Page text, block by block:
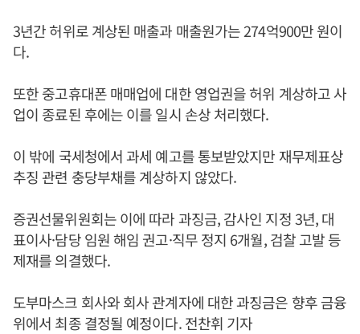
3년간 허위로 계상된 매출과 매출원가는 274억900만 원이
다.
또한 중고휴대폰 매매업에 대한 영업권을 허위 계상하고 사
업이 종료된 후에는 이를 일시 손상 처리했다.
이 밖에 국세청에서 과세 예고를 통보받았지만 재무제표상
추징 관련 충당부채를 계상하지 않았다.
증권선물위원회는 이에 따라 과징금, 감사인 지정 3년, 대
표이사·담당 임원 해임 권고·직무 정지 6개월, 검찰 고발 등
제재를 의결했다.
도부마스크 회사와 회사 관계자에 대한 과징금은 향후 금융
위에서 최종 결정될 예정이다. 전찬휘 기자